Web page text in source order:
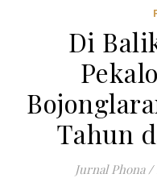
Di
Tahun
Jurnal Phona /